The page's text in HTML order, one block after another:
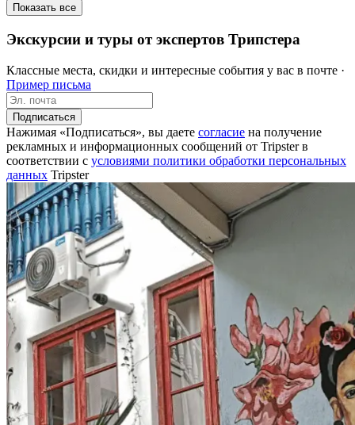
Показать все
Экскурсии и туры от экспертов Трипстера
Классные места, скидки и интересные события у вас в почте ·
Пример письма
Подписаться
Нажимая «Подписаться», вы даете согласие на получение
рекламных и информационных сообщений от Tripster в
соответствии c условиями политики обработки персональных
данных Tripster